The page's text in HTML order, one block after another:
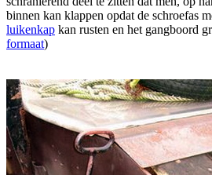
binnen kan klappen opdat de schroefas
luikenkap kan rusten en het gangboord
formaat)